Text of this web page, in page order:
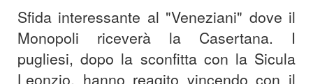
Sfida interessante al "Veneziani" dove il
Monopoli riceverà la Casertana. I
pugliesi, dopo la sconfitta con la Sicula
Leonzio, hanno reagito vincendo con il